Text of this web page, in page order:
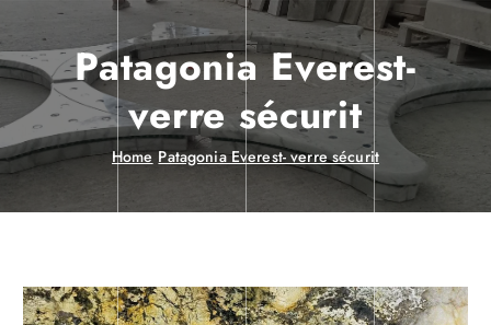
t
e
Patagonia Everest-
verre sécurit
Home Patagonia Everest- verre sécurit